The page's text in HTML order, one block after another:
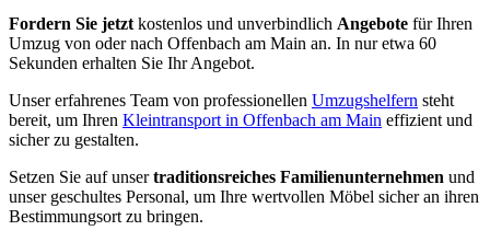
Fordern Sie jetzt kostenlos und unverbindlich Angebote für Ihren
Umzug von oder nach Offenbach am Main an. In nur etwa 60
Sekunden erhalten Sie Ihr Angebot.
Unser erfahrenes Team von professionellen Umzugshelfern steht
bereit, um Ihren Kleintransport in Offenbach am Main effizient und
sicher zu gestalten.
Setzen Sie auf unsertraditionsreiches Familienunternehmen und
unser geschultes Personal, um Ihre wertvollen Möbel sicher an ihren
Bestimmungsort zu bringen.